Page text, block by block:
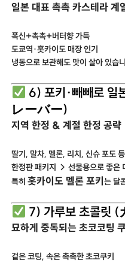
일본 대표 촉촉 카스테라 계
폭신+촉촉+버터향 가득
도쿄역·홋카이도 매장 인기
냉동으로 보관해도 맛이 살아 있습
6) 포키·빼빼로
レーバー)
지역 한정 & 계절 한정 공략
딸기, 말차, 멜론, 리치, 신슈 포도 등
한정판 패키지 → 선물용으로 좋은
특히홋카이도 멜론 포키는 달
7) 가루보 초콜릿
묘하게 중독되는 초코코팅
겉은 코팅, 속은 촉촉한 초코쿠키